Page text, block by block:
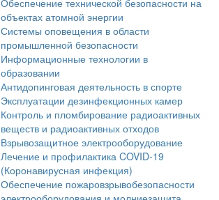
объектах атомной энергии
Системы оповещения в области
промышленной безопасности
Информационные технологии в
образовании
Антидопинговая деятельность в спорте
Эксплуатации дезинфекционных камер
Контроль и пломбирование радиоактивных
веществ и радиоактивных отходов
Взрывозащитное электрооборудование
Лечение и профилактика COVID-19
(Коронавирусная инфекция)
Обеспечение пожаровзрывобезопасности